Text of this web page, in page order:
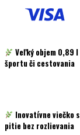
Veľký objem 0,89 l
športu či cestovania
Inovatívne viečko s
pitie bez rozlievania